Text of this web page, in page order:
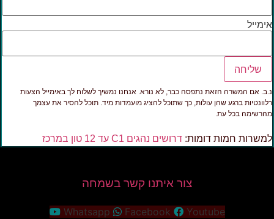
שליחה
אם המשרה הזאת נתפסה כבר, לא נורא. אנחנו נמשיך לשלוח לך באימייל הצעות
ברגע שהן עולות, כך שתוכל להציג מועמדות מיד. תוכל להסיר את עצמך
בכל עת.
חמות דומות:דרושים נהגים C1 עד 12 טון במרכז
צור איתנו קשר בשמחה
Whatsapp Facebook Youtube